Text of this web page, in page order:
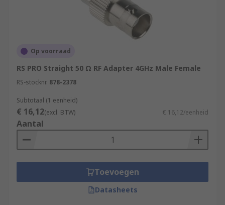
Op voorraad
RS PRO Straight 50 Ω RF Adapter 4GHz Male Female
RS-stocknr. 878-2378
Subtotaal (1 eenheid)
€ 16,12(excl. BTW) € 16,12/eenheid
Aantal
Toevoegen
Datasheets